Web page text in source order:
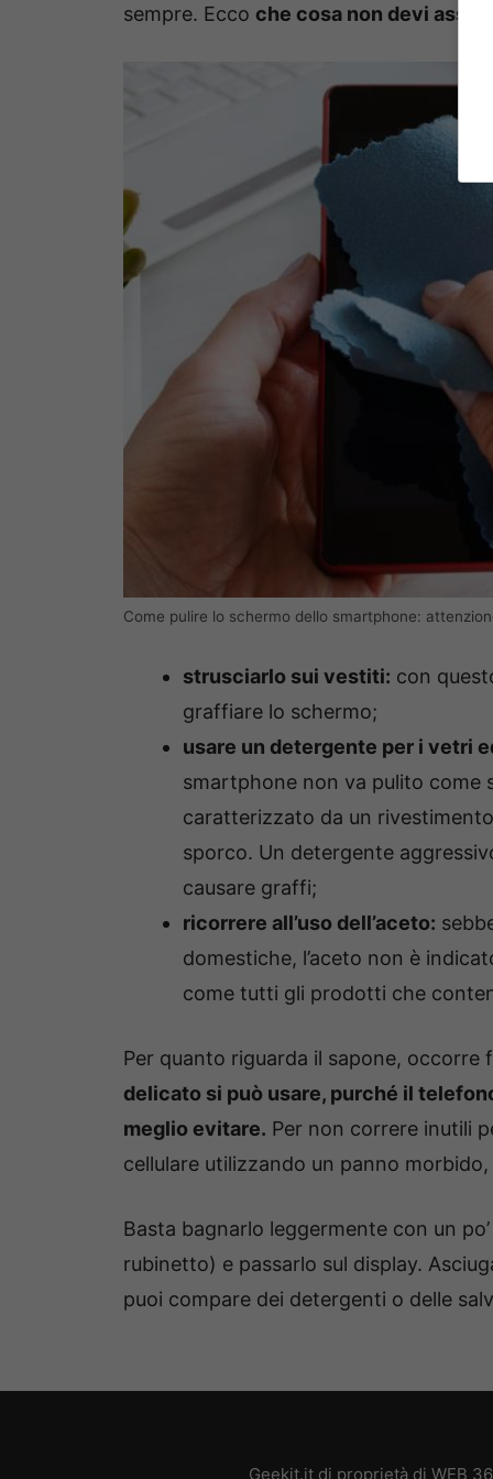
sempre. Ecco che cosa non devi
Come pulire lo schermo dello smartphone:
strusciarlo sui vestiti: con
graffiare lo schermo;
usare un detergente per i vetri
smartphone non va pulito come
caratterizzato da un
sporco. Un detergente
causare graffi;
ricorrere all’uso dell’aceto:
domestiche, l’aceto non è
come tutti gli prodotti che
Per quanto riguarda il sapone, occorre
delicato si può usare, purché il
meglio evitare. Per non correre inutili
cellulare utilizzando un panno
Basta bagnarlo leggermente con un
rubinetto) e passarlo sul display.
puoi compare dei detergenti o delle
Geekit.it di proprietà di WEB